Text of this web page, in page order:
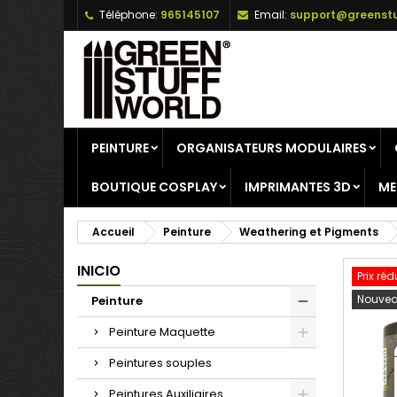
Téléphone: 965145107 Email:
PEINTURE ORGANISATEURS MODULAIRES
BOUTIQUE COSPLAY IMPRIMANTES 3D
Accueil Peinture Weathering et Pigments
INICIO
Peinture
Peinture Maquette
Peintures souples
Prix